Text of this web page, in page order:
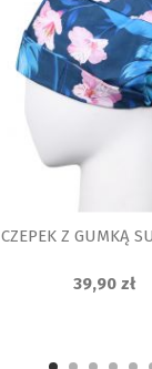
CZEPEK Z GUMKĄ
39,90 zł